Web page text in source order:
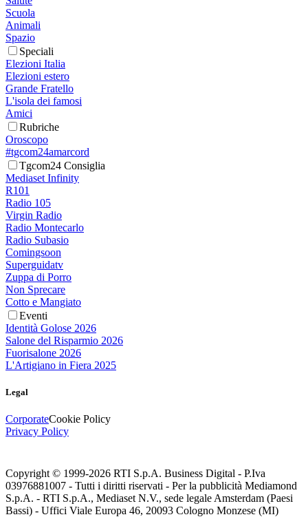
Scuola
Animali
Spazio
Speciali
Elezioni Italia
Elezioni estero
Grande Fratello
L'isola dei famosi
Amici
Rubriche
Oroscopo
#tgcom24amarcord
Tgcom24 Consiglia
Mediaset Infinity
R101
Radio 105
Virgin Radio
Radio Montecarlo
Radio Subasio
Comingsoon
Superguidatv
Zuppa di Porro
Non Sprecare
Cotto e Mangiato
Eventi
Identità Golose 2026
Salone del Risparmio 2026
Fuorisalone 2026
L'Artigiano in Fiera 2025
Legal
CorporateCookie Policy
Privacy Policy
Copyright © 1999-2026 RTI S.p.A. Business Digital - P.Iva
03976881007 - Tutti i diritti riservati - Per la pubblicità Mediamond
S.p.A. - RTI S.p.A., Mediaset N.V., sede legale Amsterdam (Paesi
Bassi) - Uffici Viale Europa 46, 20093 Cologno Monzese (MI)